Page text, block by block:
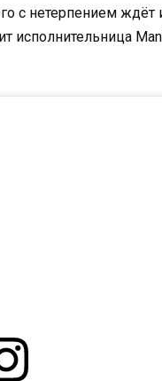
с нетерпением
исполнительница